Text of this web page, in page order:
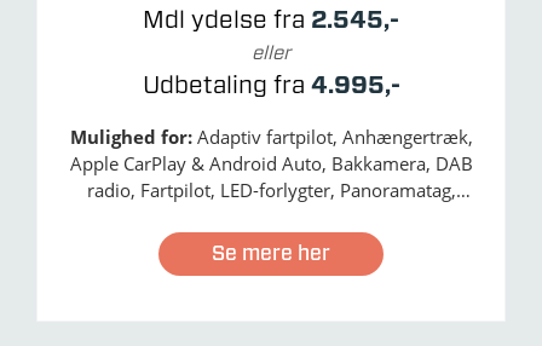
Mdl ydelse fra 2.545,-
eller
Udbetaling fra 4.995,-
Mulighed for: Adaptiv fartpilot, Anhængertræk,
Apple CarPlay & Android Auto, Bakkamera, DAB
radio, Fartpilot, LED-forlygter, Panoramatag,
Navigation, Nødbremse, Træthedsregistrering,
Se mere her